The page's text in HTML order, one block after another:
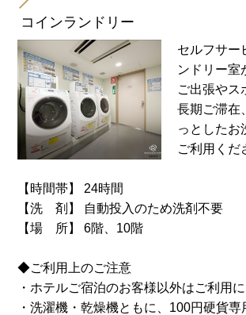
コインランドリー
セルフサー
ンドリー室
ご出張やス
長期ご滞在
っとしたお
ご利用くだ
【時間帯】 24時間
【洗 剤】 自動投入のため洗剤不要
【場 所】 6階、10階
◆ご利用上のご注意
・ホテルご宿泊のお客様以外はご利用に
・洗濯機・乾燥機ともに、100円硬貨